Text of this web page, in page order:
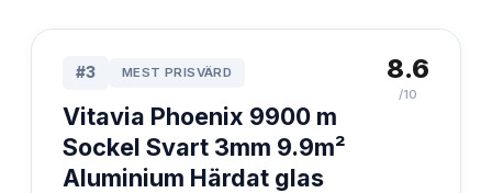
#3 MEST PRISVÄRD
Vitavia Phoenix 9900 m
Sockel Svart 3mm 9.9m²
Aluminium Härdat glas
8.6
/10